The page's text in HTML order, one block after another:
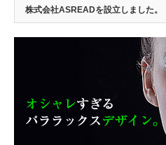
株式会社ASREADを設立しました。